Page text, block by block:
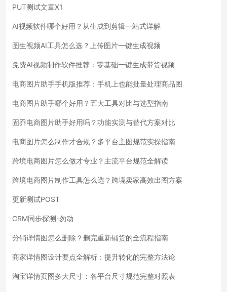
PUT测试文章X1
AI视频软件哪个好用？从生成到剪辑一站式详解
图生视频AI工具怎么选？上传图片一键生成视频
免费AI视频制作软件推荐：零基础一键生成带货视频
电商图片助手手机版推荐：手机上也能批量处理商品图
电商图片助手哪个好用？五大工具对比与选型指南
固乔电商图片助手好用吗？功能实测与替代方案对比
电商图片怎么制作才合规？多平台主图规范实操指南
跨境电商图片怎么做才专业？主流平台规范全解读
跨境电商图片制作工具怎么选？跨境卖家高效出图方案
更新测试POST
CRM同步探测-勿动
分销详情图怎么删除？删完重新铺货的全流程指南
商家详情图设计要点全解析：提升转化的完整方法论
淘宝详情页图多大尺寸：各平台尺寸规范完整对照表